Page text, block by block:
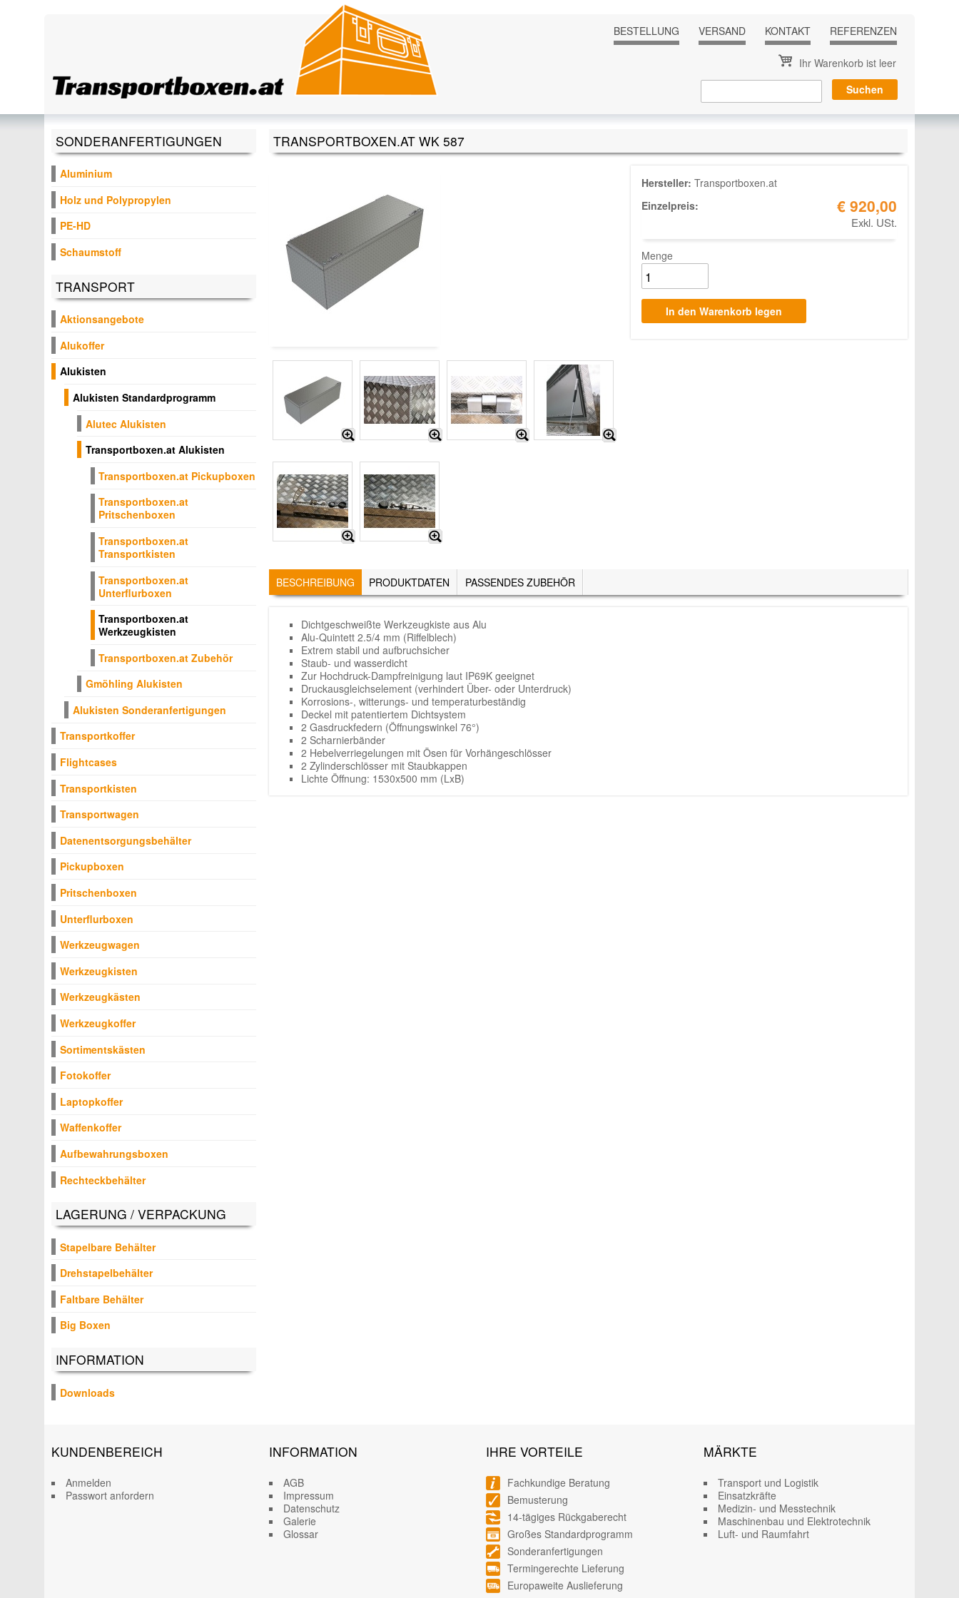
BESTELLUNG
VERSAND KONTAKT REFERENZEN
Ihr Warenkorb ist leer
TRANSPORTBOXEN.AT WK 587
Hersteller: Transportboxen.at
Einzelpreis:
€ 920,00
Exkl. USt.
Menge
TABS
BESCHREIBUNG (AKTIVER
REITER)
PRODUKTDATEN PASSENDES ZUBEHÖR
Dichtgeschweißte Werkzeugkiste aus Alu
Alu-Quintett 2.5/4 mm (Riffelblech)
Extrem stabil und aufbruchsicher
Staub- und wasserdicht
Zur Hochdruck-Dampfreinigung laut IP69K geeignet
Druckausgleichselement (verhindert Über- oder Unterdruck)
Korrosions-, witterungs- und temperaturbeständig
Deckel mit patentiertem Dichtsystem
2 Gasdruckfedern (Öffnungswinkel 76°)
2 Scharnierbänder
2 Hebelverriegelungen mit Ösen für Vorhängeschlösser
2 Zylinderschlösser mit Staubkappen
Lichte Öffnung: 1530x500 mm (LxB)
SONDERANFERTIGUNGEN
Aluminium
Holz und Polypropylen
PE-HD
Schaumstoff
TRANSPORT
Aktionsangebote
Alukoffer
Alukisten
Alukisten Standardprogramm
Alutec Alukisten
Transportboxen.at Alukisten
Transportboxen.at Pickupboxen
Transportboxen.at
Pritschenboxen
Transportboxen.at
Transportkisten
Transportboxen.at
Unterflurboxen
Transportboxen.at
Werkzeugkisten
Transportboxen.at Zubehör
Gmöhling Alukisten
Alukisten Sonderanfertigungen
Transportkoffer
Flightcases
Transportkisten
Transportwagen
Datenentsorgungsbehälter
Pickupboxen
Pritschenboxen
Unterflurboxen
Werkzeugwagen
Werkzeugkisten
Werkzeugkästen
Werkzeugkoffer
Sortimentskästen
Fotokoffer
Laptopkoffer
Waffenkoffer
Aufbewahrungsboxen
Rechteckbehälter
LAGERUNG / VERPACKUNG
Stapelbare Behälter
Drehstapelbehälter
Faltbare Behälter
Big Boxen
INFORMATION
Downloads
KUNDENBEREICH
Anmelden
Passwort anfordern
INFORMATION
AGB
Impressum
Datenschutz
Galerie
Glossar
IHRE VORTEILE
Fachkundige Beratung
Bemusterung
14-tägiges Rückgaberecht
Großes Standardprogramm
Sonderanfertigungen
Termingerechte Lieferung
Europaweite Auslieferung
MÄRKTE
Transport und Logistik
Einsatzkräfte
Medizin- und Messtechnik
Maschinenbau und Elektrotechnik
Luft- und Raumfahrt